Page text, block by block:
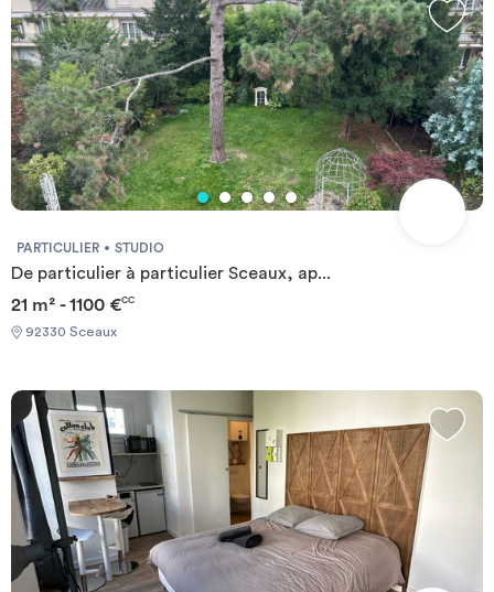
maintenant votre candidature pour rejoindre Lokora Palaiseau et
profiter d’une année universitaire sereine et agréable.
PARTICULIER STUDIO
De particulier à particulier Sceaux, ap...
21 m² - 1100 €CC
92330 Sceaux